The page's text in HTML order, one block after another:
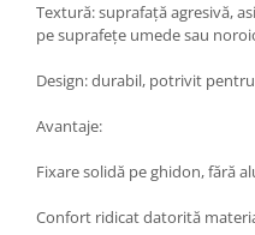
Textură: suprafață agresivă,
pe suprafețe umede sau
Design: durabil, potrivit
Avantaje:
Fixare solidă pe ghidon, fără
Confort ridicat datorită